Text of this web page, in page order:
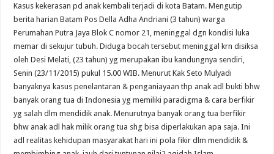
Kasus kekerasan pd anak kembali terjadi di kota Batam. Mengutip
berita harian Batam Pos Della Adha Andriani (3 tahun) warga
Perumahan Putra Jaya Blok C nomor 21, meninggal dgn kondisi luka
memar di sekujur tubuh. Diduga bocah tersebut meninggal krn disiksa
oleh Desi Melati, (23 tahun) yg merupakan ibu kandungnya sendiri,
Senin (23/11/2015) pukul 15.00 WIB. Menurut Kak Seto Mulyadi
banyaknya kasus penelantaran & penganiayaan thp anak adl bukti bhw
banyak orang tua di Indonesia yg memiliki paradigma & cara berfikir
yg salah dlm mendidik anak. Menurutnya banyak orang tua berfikir
bhw anak adl hak milik orang tua shg bisa diperlakukan apa saja. Ini
adl realitas kehidupan masyarakat hari ini pola fikir dlm mendidik &